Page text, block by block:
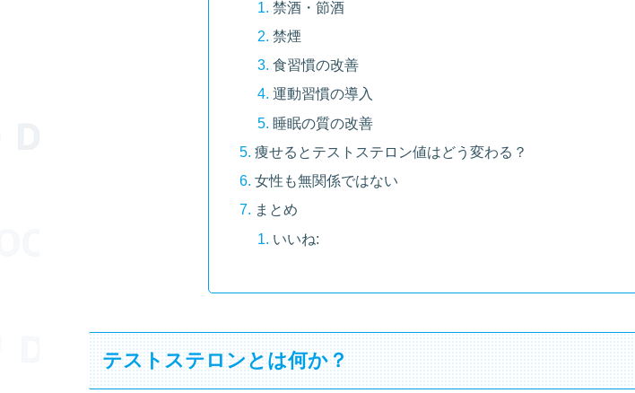
禁酒・節酒
禁煙
食習慣の改善
運動習慣の導入
睡眠の質の改善
痩せるとテストステロン値はどう変わる？
女性も無関係ではない
まとめ
いいね:
テストステロンとは何か？